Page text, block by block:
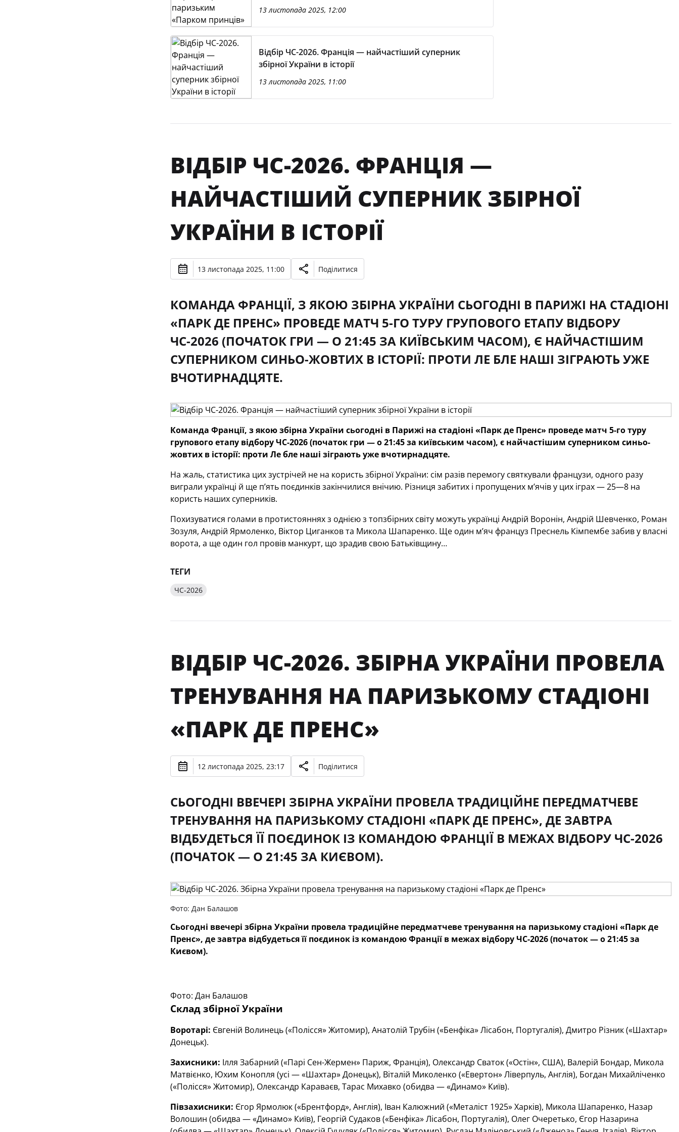
13 листопада 2025, 12:00
Відбір ЧС-2026. Франція — найчастіший суперник
збірної України в історії
13 листопада 2025, 11:00
ВІДБІР ЧС-2026. ФРАНЦІЯ —
НАЙЧАСТІШИЙ СУПЕРНИК ЗБІРНОЇ
УКРАЇНИ В ІСТОРІЇ
13 листопада 2025, 11:00 Поділитися
КОМАНДА ФРАНЦІЇ, З ЯКОЮ ЗБІРНА УКРАЇНИ СЬОГОДНІ В ПАРИЖІ НА СТАДІОНІ
«ПАРК ДЕ ПРЕНС» ПРОВЕДЕ МАТЧ 5-ГО ТУРУ ГРУПОВОГО ЕТАПУ ВІДБОРУ
ЧС-2026 (ПОЧАТОК ГРИ — О 21:45 ЗА КИЇВСЬКИМ ЧАСОМ), Є НАЙЧАСТІШИМ
СУПЕРНИКОМ СИНЬО-ЖОВТИХ В ІСТОРІЇ: ПРОТИ ЛЕ БЛЕ НАШІ ЗІГРАЮТЬ УЖЕ
ВЧОТИРНАДЦЯТЕ.
Команда Франції, з якою збірна України сьогодні в Парижі на стадіоні «Парк де Пренс» проведе матч 5-го туру
групового етапу відбору ЧС-2026 (початок гри — о 21:45 за київським часом), є найчастішим суперником синьо-
жовтих в історії: проти Ле бле наші зіграють уже вчотирнадцяте.
На жаль, статистика цих зустрічей не на користь збірної України: сім разів перемогу святкували французи, одного разу
виграли українці й ще п’ять поєдинків закінчилися внічию. Різниця забитих і пропущених м’ячів у цих іграх — 25—8 на
користь наших суперників.
Похизуватися голами в протистояннях з однією з топзбірних світу можуть українці Андрій Воронін, Андрій Шевченко, Роман
Зозуля, Андрій Ярмоленко, Віктор Циганков та Микола Шапаренко. Ще один м’яч француз Преснель Кімпембе забив у власні
ворота, а ще один гол провів манкурт, що зрадив свою Батьківщину…
ТЕГИ
ЧС-2026
ВІДБІР ЧС-2026. ЗБІРНА УКРАЇНИ ПРОВЕЛА
ТРЕНУВАННЯ НА ПАРИЗЬКОМУ СТАДІОНІ
«ПАРК ДЕ ПРЕНС»
12 листопада 2025, 23:17 Поділитися
СЬОГОДНІ ВВЕЧЕРІ ЗБІРНА УКРАЇНИ ПРОВЕЛА ТРАДИЦІЙНЕ ПЕРЕДМАТЧЕВЕ
ТРЕНУВАННЯ НА ПАРИЗЬКОМУ СТАДІОНІ «ПАРК ДЕ ПРЕНС», ДЕ ЗАВТРА
ВІДБУДЕТЬСЯ ЇЇ ПОЄДИНОК ІЗ КОМАНДОЮ ФРАНЦІЇ В МЕЖАХ ВІДБОРУ ЧС-2026
(ПОЧАТОК — О 21:45 ЗА КИЄВОМ).
Фото: Дан Балашов
Сьогодні ввечері збірна України провела традиційне передматчеве тренування на паризькому стадіоні «Парк де
Пренс», де завтра відбудеться її поєдинок із командою Франції в межах відбору ЧС-2026 (початок — о 21:45 за
Києвом).
Фото: Дан Балашов
Склад збірної України
Воротарі: Євгеній Волинець («Полісся» Житомир), Анатолій Трубін («Бенфіка» Лісабон, Португалія), Дмитро Різник («Шахтар»
Донецьк).
Захисники: Ілля Забарний («Парі Сен-Жермен» Париж, Франція), Олександр Сваток («Остін», США), Валерій Бондар, Микола
Матвієнко, Юхим Конопля (усі — «Шахтар» Донецьк), Віталій Миколенко («Евертон» Ліверпуль, Англія), Богдан Михайліченко
(«Полісся» Житомир), Олександр Караваєв, Тарас Михавко (обидва — «Динамо» Київ).
Півзахисники: Єгор Ярмолюк («Брентфорд», Англія), Іван Калюжний («Металіст 1925» Харків), Микола Шапаренко, Назар
Волошин (обидва — «Динамо» Київ), Георгій Судаков («Бенфіка» Лісабон, Португалія), Олег Очеретько, Єгор Назарина